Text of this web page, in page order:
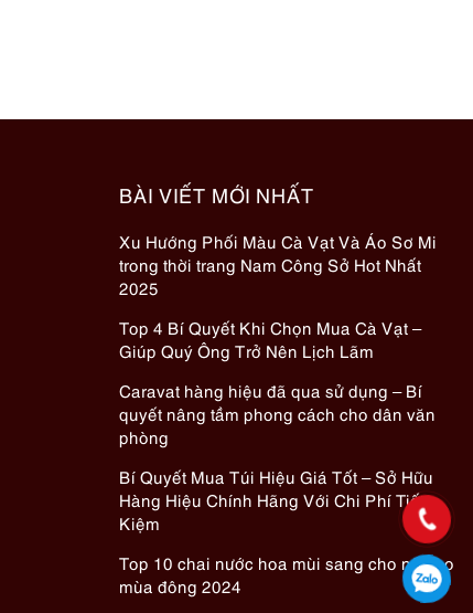
BÀI VIẾT MỚI NHẤT
Xu Hướng Phối Màu Cà Vạt Và Áo Sơ Mi
trong thời trang Nam Công Sở Hot Nhất
2025
Top 4 Bí Quyết Khi Chọn Mua Cà Vạt –
Giúp Quý Ông Trở Nên Lịch Lãm
Caravat hàng hiệu đã qua sử dụng – Bí
quyết nâng tầm phong cách cho dân văn
phòng
Bí Quyết Mua Túi Hiệu Giá Tốt – Sở Hữu
Hàng Hiệu Chính Hãng Với Chi Phí Tiết
Kiệm
Top 10 chai nước hoa mùi sang cho nữ cho
mùa đông 2024